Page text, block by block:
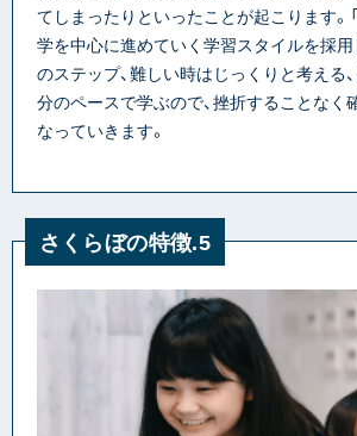
てしまったりといったことが起こります。
学を中心に進めていく学習スタイルを採用
のステップ、難しい時はじっくりと考える
分のペースで学ぶので、挫折することなく
なっていきます。
さくらぼの特徴.5